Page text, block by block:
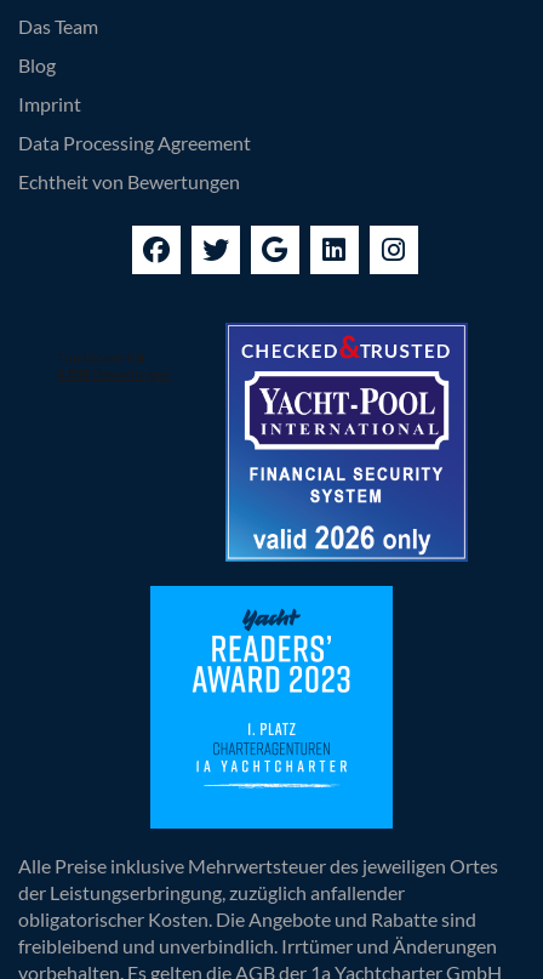
Das Team
Blog
Imprint
Data Processing Agreement
Echtheit von Bewertungen
Alle Preise inklusive Mehrwertsteuer des jeweiligen Ortes
der Leistungserbringung, zuzüglich anfallender
obligatorischer Kosten. Die Angebote und Rabatte sind
freibleibend und unverbindlich. Irrtümer und Änderungen
vorbehalten. Es gelten die AGB der 1a Yachtcharter GmbH